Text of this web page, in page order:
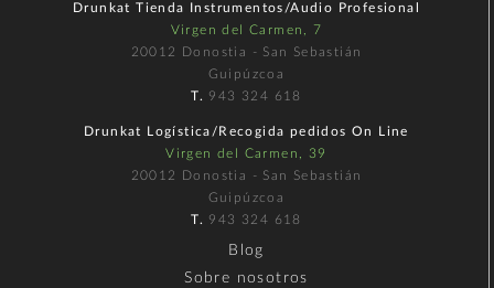
Drunkat Tienda Instrumentos/Audio Profesional
Virgen del Carmen, 7
20012 Donostia - San Sebastián
Guipúzcoa
T. 943 324 618
Drunkat Logística/Recogida pedidos On Line
Virgen del Carmen, 39
20012 Donostia - San Sebastián
Guipúzcoa
T. 943 324 618
Blog
Sobre nosotros